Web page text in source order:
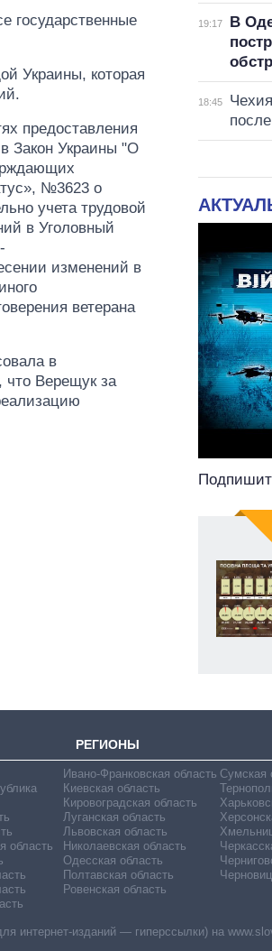
государственные
Украины, которая
предоставления
Закон Украины "О
№3623 о
учета трудовой
в Уголовный
изменений в
ветерана
в
что Верещук за
19:17
В
18:45
РЕГИОНЫ
область
Ивано-Франковская область
Киевская область
Кировоградская область
Луганская область
Львовская область
Николаевская область
Одесская область
Полтавская область
Ровенская область
Сумская
интернет-изданий — гиперссылки) на